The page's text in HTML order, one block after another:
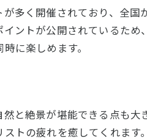
榛名ヒルクライムで記録更
榛名山ヒルクライム大会の
ヒルクライムで学ぶ榛名山
ヒルクライム当日の装備選
自己ベスト更新に役立つヒ
多く開催されており、全
ントが公開されているた
に楽しめます。
と絶景が堪能できる点も大
トの疲れを癒してくれま